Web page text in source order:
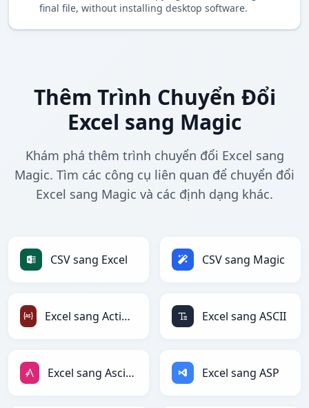
final file, without installing desktop software.
Thêm Trình Chuyển Đổi
Excel sang Magic
Khám phá thêm trình chuyển đổi Excel sang
Magic. Tìm các công cụ liên quan để chuyển đổi
Excel sang Magic và các định dạng khác.
CSV sang Excel CSV sang Magic
Excel sang ActionScript Excel sang ASCII
Excel sang AsciiDoc Excel sang ASP